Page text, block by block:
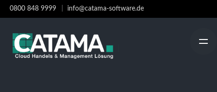
Skip
to
content
0800 848 9999 info@catama-software.de